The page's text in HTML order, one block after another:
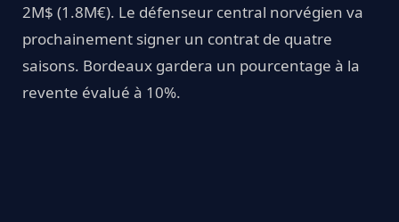
2M$ (1.8M€). Le défenseur central norvégien va
prochainement signer un contrat de quatre
saisons. Bordeaux gardera un pourcentage à la
revente évalué à 10%.